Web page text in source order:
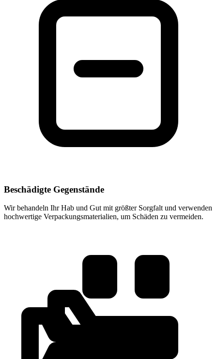
Beschädigte Gegenstände
Wir behandeln Ihr Hab und Gut mit größter Sorgfalt und verwenden
hochwertige Verpackungsmaterialien, um Schäden zu vermeiden.